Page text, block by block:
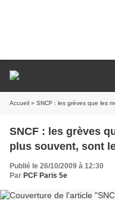
Accueil » SNCF : les grèves que les
SNCF : les grèves
plus souvent, sont
Publié le 26/10/2009 à 12:30
Par PCF Paris 5e